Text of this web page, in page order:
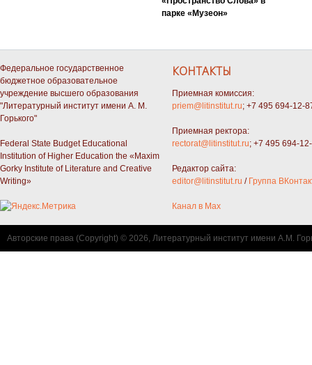
парке «Музеон»
Федеральное государственное
бюджетное образовательное
учреждение высшего образования
"Литературный институт имени А. М.
Горького"
Federal State Budget Educational
Institution of Higher Education the «Maxim
Gorky Institute of Literature and Creative
Writing»
КОНТАКТЫ
Приемная комиссия:
priem@litinstitut.ru; +7 495 694-12-
Приемная ректора:
rectorat@litinstitut.ru; +7 495 694-
Редактор сайта:
editor@litinstitut.ru / Группа
Канал в Max
Авторские права (Copyright) © 2026, Литературный институт имени А.М.